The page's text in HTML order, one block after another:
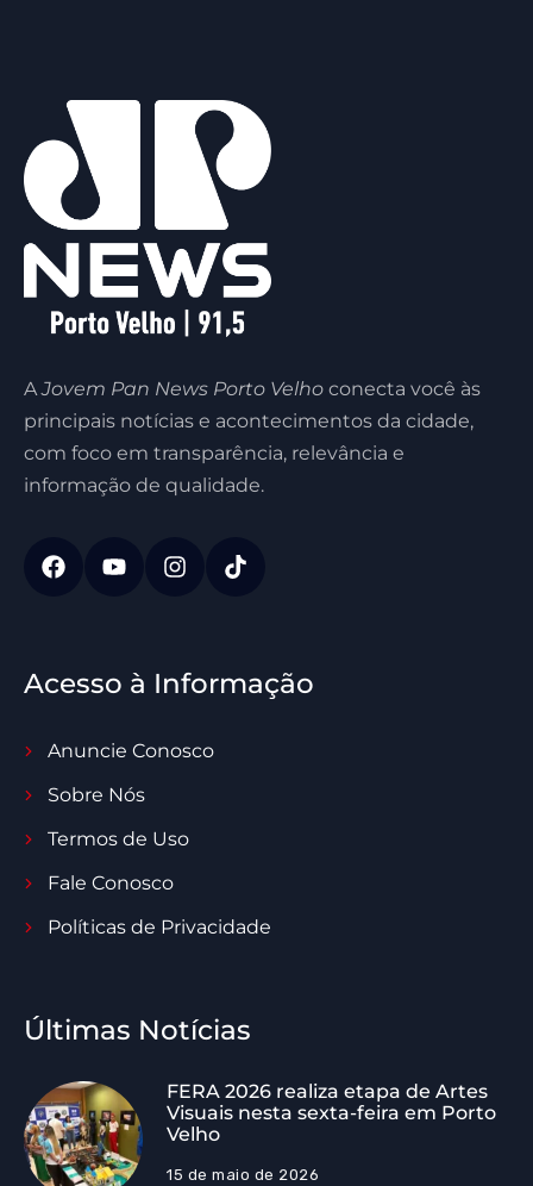
AJovem Pan News Porto Velho conecta você às
principais notícias e acontecimentos da cidade,
com foco em transparência, relevância e
informação de qualidade.
Acesso à Informação
Anuncie Conosco
Sobre Nós
Termos de Uso
Fale Conosco
Políticas de Privacidade
Últimas Notícias
FERA 2026 realiza etapa de Artes
Visuais nesta sexta-feira em Porto
Velho
15 de maio de 2026